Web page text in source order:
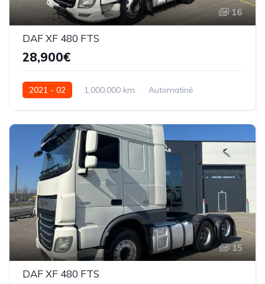
16
DAF XF 480 FTS
28,900€
2021 - 02 1,000,000 km.
Automatinė
15
DAF XF 480 FTS